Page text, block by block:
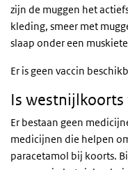
zijn de muggen het
kleding, smeer met
slaap onder een
Er is geen vaccin
Is westnijlkoorts
Er bestaan geen
medicijnen die helpen
paracetamol bij koorts.